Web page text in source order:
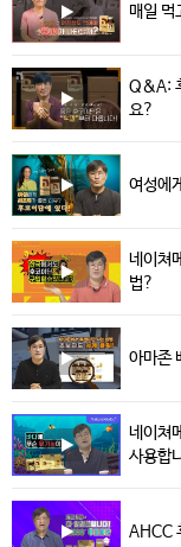
매일 먹
Q&A:
요?
여성에
네이쳐
법?
아마존
네이쳐
사용합
AHCC